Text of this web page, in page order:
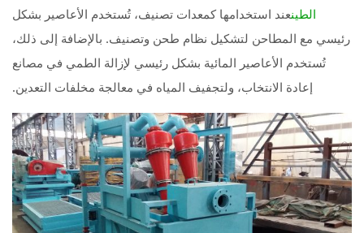
الطينعند استخدامها كمعدات تصنيف، تُستخدم الأعاصير بشكل
رئيسي مع المطاحن لتشكيل نظام طحن وتصنيف. بالإضافة إلى ذلك،
تُستخدم الأعاصير المائية بشكل رئيسي لإزالة الطمي في مصانع
إعادة الانتخاب، ولتجفيف المياه في معالجة مخلفات التعدين.